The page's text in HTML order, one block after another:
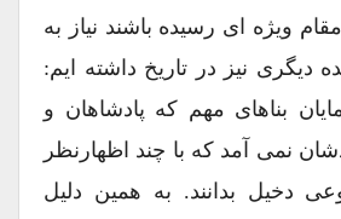
ویژه ای رسیده باشند نیاز به
دیگری نیز در تاریخ داشته ایم:
بناهای مهم که پادشاهان و
نمی آمد که با چند اظهارنظر
دخیل بدانند. به همین دلیل